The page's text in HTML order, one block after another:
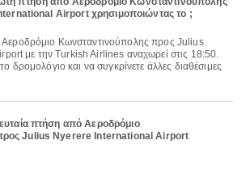
Airport χρησιμοποιώντας το ;
με την Turkish Airlines αναχωρεί στις 18:50.
δρομολόγιο και να συγκρίνετε άλλες διαθέσιμες
πτήση από Αεροδρόμιο
Julius Nyerere International Airport